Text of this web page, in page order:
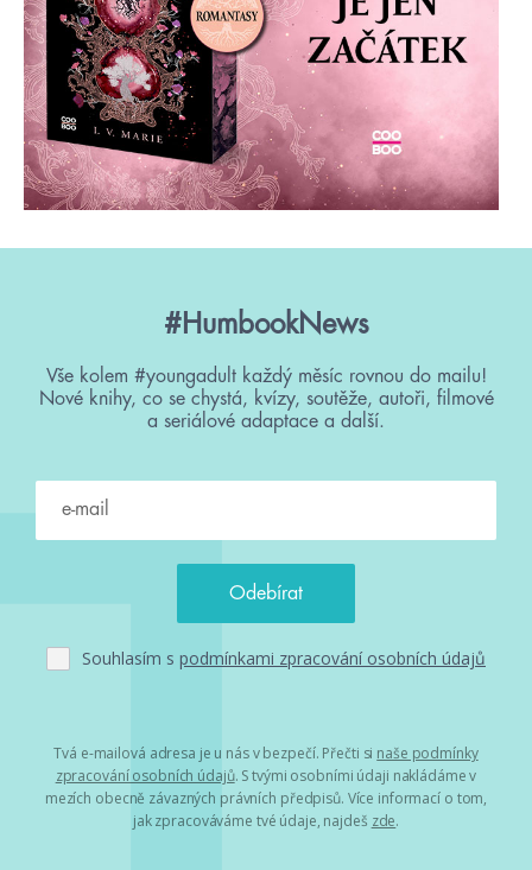
#HumbookNews
Vše kolem #youngadult každý měsíc rovnou do mailu!
Nové knihy, co se chystá, kvízy, soutěže, autoři, filmové
a seriálové adaptace a další.
Souhlasím s podmínkami zpracování osobních údajů
Tvá e-mailová adresa je u nás v bezpečí. Přečti si naše podmínky
zpracování osobních údajů. S tvými osobními údaji nakládáme v
mezích obecně závazných právních předpisů. Více informací o tom,
jak zpracováváme tvé údaje, najdeš zde.